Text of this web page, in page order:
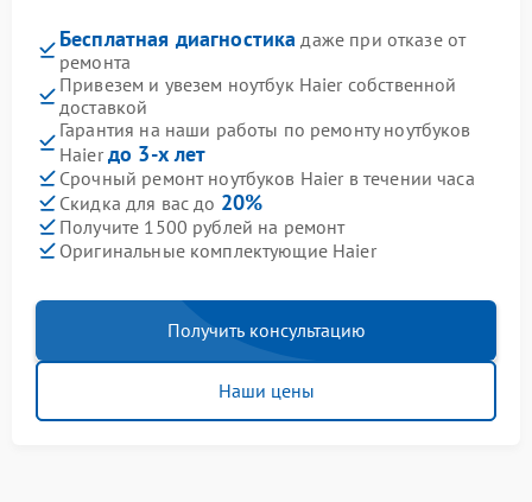
Бесплатная диагностика даже при отказе от
ремонта
Привезем и увезем ноутбук Haier собственной
доставкой
Гарантия на наши работы по ремонту ноутбуков
Haierдо 3-х лет
Срочный ремонт ноутбуков Haier в течении часа
Скидка для вас до 20%
Получите 1500 рублей на ремонт
Оригинальные комплектующие Haier
Получить консультацию
Наши цены